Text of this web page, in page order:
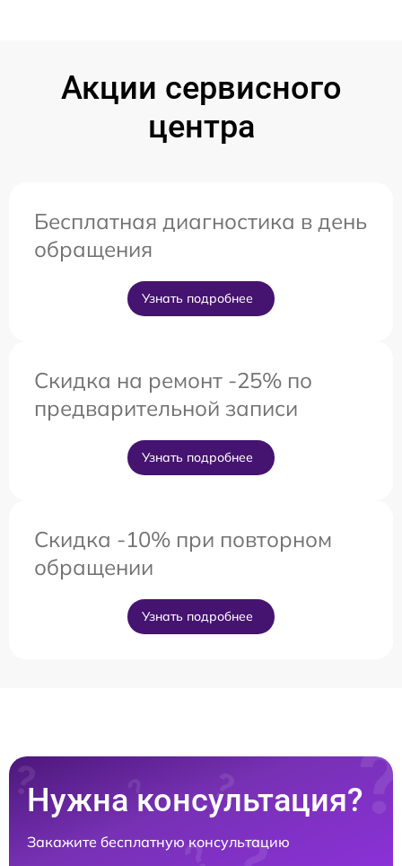
Акции сервисного
центра
Бесплатная диагностика в день
обращения
Узнать подробнее
Скидка на ремонт -25% по
предварительной записи
Узнать подробнее
Скидка -10% при повторном
обращении
Узнать подробнее
Нужна консультация?
Закажите бесплатную консультацию